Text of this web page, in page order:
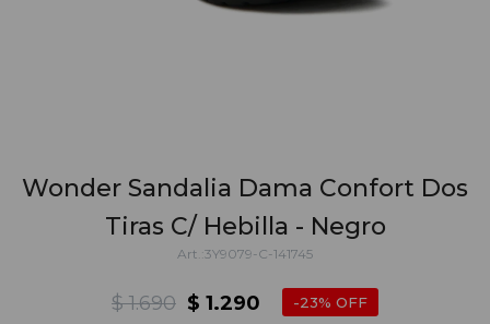
Wonder Sandalia Dama Confort Dos
Tiras C/ Hebilla - Negro
3Y9079-C-141745
$ 1.290
$ 1.690 23